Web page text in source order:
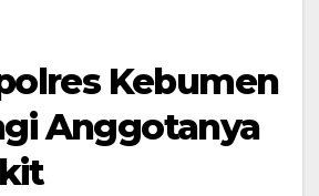
Kebumen
Anggotanya